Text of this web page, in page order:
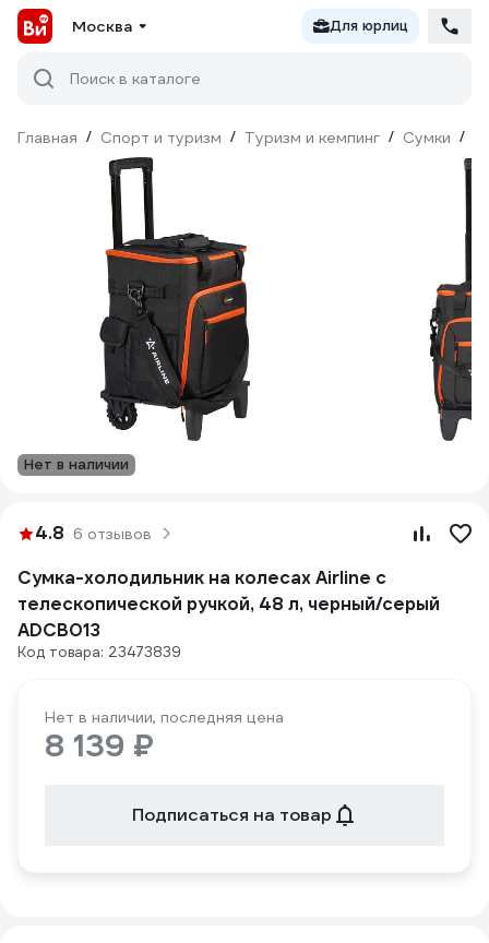
Москва Для юрлиц
Поиск в каталоге
Главная / Спорт и туризм / Туризм и кемпинг / Сумки /
Нет в наличии
4.8 6 отзывов
Сумка-холодильник на колесах Airline с
телескопической ручкой, 48 л, черный/серый
ADCB013
Код товара: 23473839
Нет в наличии, последняя цена
8 139 ₽
Подписаться на товар